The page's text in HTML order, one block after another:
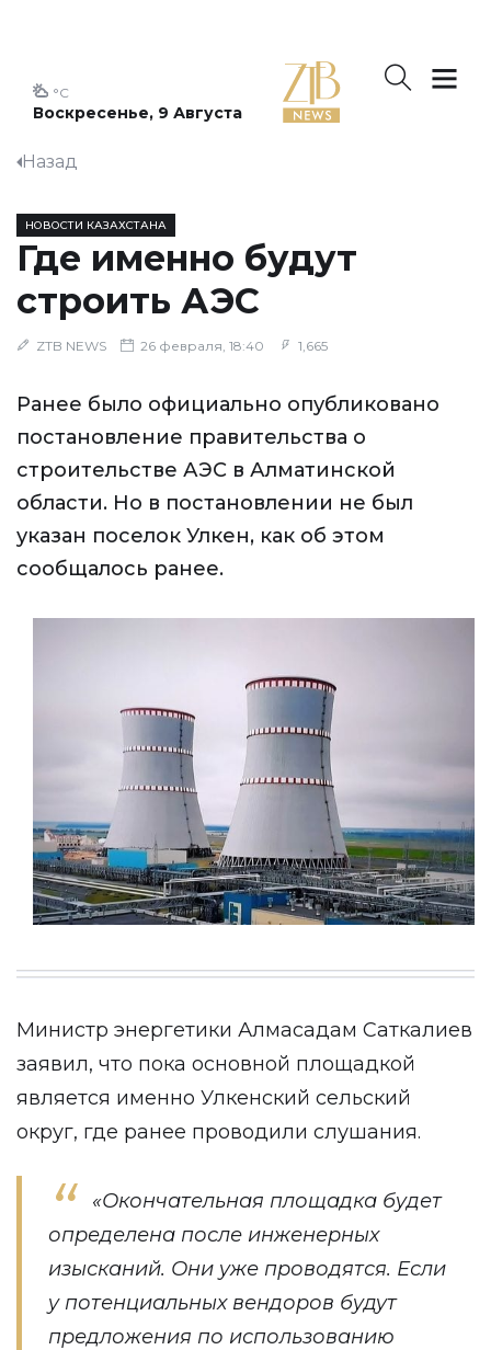
Воскресенье, 9 Августа
°C
Назад
НОВОСТИ КАЗАХСТАНА
Где именно будут
строить АЭС
ZTB NEWS 26 февраля, 18:40 1,665
Ранее было официально опубликовано
постановление правительства о
строительстве АЭС в Алматинской
области. Но в постановлении не был
указан поселок Улкен, как об этом
сообщалось ранее.
Министр энергетики Алмасадам Саткалиев
заявил, что пока основной площадкой
является именно Улкенский сельский
округ, где ранее проводили слушания.
«Окончательная площадка будет
определена после инженерных
изысканий. Они уже проводятся. Если
у потенциальных вендоров будут
предложения по использованию